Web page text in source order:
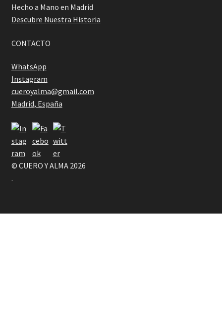
Hecho a Mano en Madrid
Descubre Nuestra Historia
CONTACTO
WhatsApp
Instagram
cueroyalma@gmail.com
Madrid, España
© CUERO Y ALMA 2026
.